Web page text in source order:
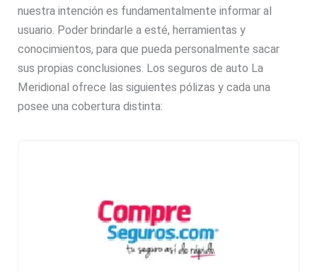
nuestra intención es fundamentalmente informar al
usuario. Poder brindarle a esté, herramientas y
conocimientos, para que pueda personalmente sacar
sus propias conclusiones. Los seguros de auto La
Meridional ofrece las siguientes pólizas y cada una
posee una cobertura distinta: